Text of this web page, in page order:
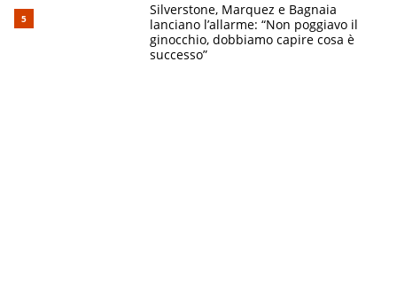
Silverstone, Marquez e Bagnaia
lanciano l’allarme: “Non poggiavo il
ginocchio, dobbiamo capire cosa è
successo”